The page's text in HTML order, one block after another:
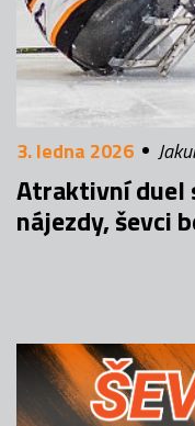
3. ledna 2026
Atraktivní duel
nájezdy, ševci